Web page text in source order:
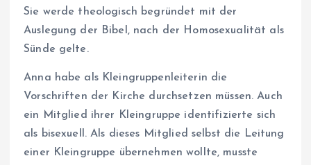
Sie werde theologisch begründet mit der
Auslegung der Bibel, nach der Homosexualität als
Sünde gelte.
Anna habe als Kleingruppenleiterin die
Vorschriften der Kirche durchsetzen müssen. Auch
ein Mitglied ihrer Kleingruppe identifizierte sich
als bisexuell. Als dieses Mitglied selbst die Leitung
einer Kleingruppe übernehmen wollte, musste